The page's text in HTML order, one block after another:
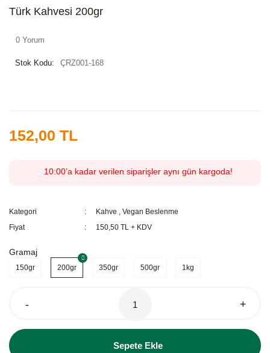
Türk Kahvesi 200gr
0 Yorum
Stok Kodu: ÇRZ001-168
152,00 TL
10:00’a kadar verilen siparişler aynı gün kargoda!
Kategori Kahve ,Vegan Beslenme
Fiyat
150,50 TL + KDV
Gramaj
150gr 200gr 350gr 500gr 1kg
- +
Sepete Ekle